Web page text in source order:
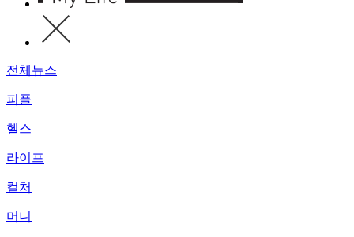
전체뉴스
피플
헬스
라이프
컬처
머니